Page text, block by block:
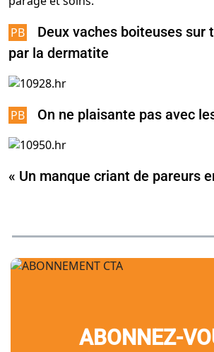
Deux vaches boiteuses sur
par la dermatite
On ne plaisante pas avec
« Un manque criant de pareurs
ABONNEZ-